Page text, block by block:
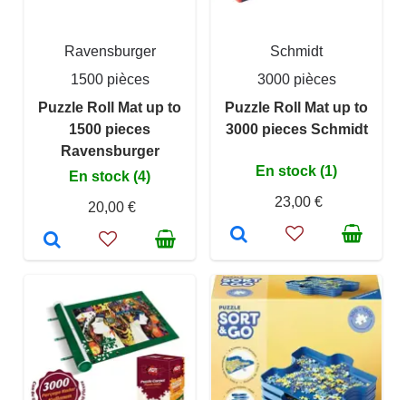
Ravensburger
1500 pièces
Puzzle Roll Mat up to
1500 pieces
Ravensburger
En stock (4)
20,00 €
Schmidt
3000 pièces
Puzzle Roll Mat up to
3000 pieces Schmidt
En stock (1)
23,00 €